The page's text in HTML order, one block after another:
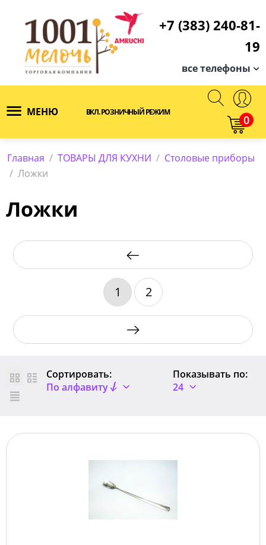
+7 (383) 240-81-
19
все телефоны
МЕНЮ ВКЛ. РОЗНИЧНЫЙ РЕЖИМ
0
Главная / ТОВАРЫ ДЛЯ КУХНИ / Столовые приборы
/ Ложки
Ложки
1 2
Сортировать:
По алфавиту
Показывать по:
24